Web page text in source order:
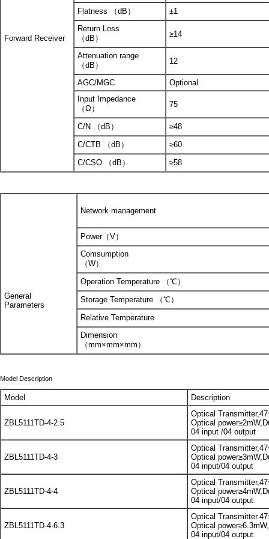
Forward Receiver
Flatness （dB）
±1
Return Loss
（dB）
≥14
Attenuation range
（dB）
12
AGC/MGC
Optional
Input Impedance
（Ω）
75
C/N （dB）
≥48
C/CTB （dB）
≥60
C/CSO （dB）
≥58
General
Parameters
Network management
Power（V）
Comsumption
（W）
Operation Temperature （℃）
Storage Temperature （℃）
Relative Temperature
Dimension
（mm×mm×mm）
Model Description
Model Description
ZBL5111TD-4-2.5
Optical
Optical
04 input /04 output
ZBL5111TD-4-3
Optical
Optical
04 input/04 output
ZBL5111TD-4-4
Optical
Optical
04 input/04 output
ZBL5111TD-4-6.3
Optical
Optical
04 input/04 output